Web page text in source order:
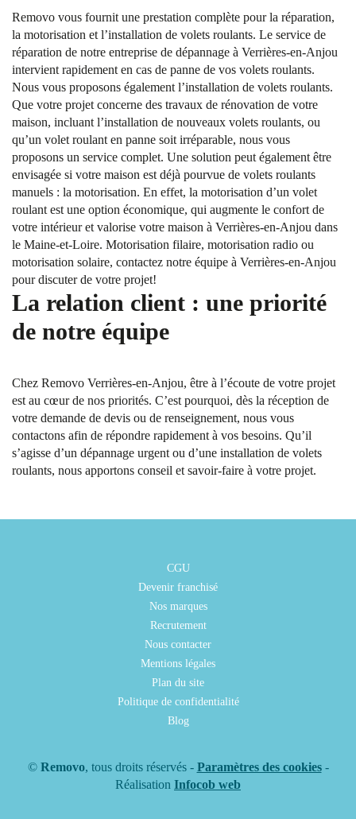
Removo vous fournit une prestation complète pour la réparation,
la motorisation et l’installation de volets roulants. Le service de
réparation de notre entreprise de dépannage à Verrières-en-Anjou
intervient rapidement en cas de panne de vos volets roulants.
Nous vous proposons également l’installation de volets roulants.
Que votre projet concerne des travaux de rénovation de votre
maison, incluant l’installation de nouveaux volets roulants, ou
qu’un volet roulant en panne soit irréparable, nous vous
proposons un service complet. Une solution peut également être
envisagée si votre maison est déjà pourvue de volets roulants
manuels : la motorisation. En effet, la motorisation d’un volet
roulant est une option économique, qui augmente le confort de
votre intérieur et valorise votre maison à Verrières-en-Anjou dans
le Maine-et-Loire. Motorisation filaire, motorisation radio ou
motorisation solaire, contactez notre équipe à Verrières-en-Anjou
pour discuter de votre projet!
La relation client : une priorité
de notre équipe
Chez Removo Verrières-en-Anjou, être à l’écoute de votre projet
est au cœur de nos priorités. C’est pourquoi, dès la réception de
votre demande de devis ou de renseignement, nous vous
contactons afin de répondre rapidement à vos besoins. Qu’il
s’agisse d’un dépannage urgent ou d’une installation de volets
roulants, nous apportons conseil et savoir-faire à votre projet.
CGU
Devenir franchisé
Nos marques
Recrutement
Nous contacter
Mentions légales
Plan du site
Politique de confidentialité
Blog
© Removo, tous droits réservés - Paramètres des cookies-
Réalisation Infocob web